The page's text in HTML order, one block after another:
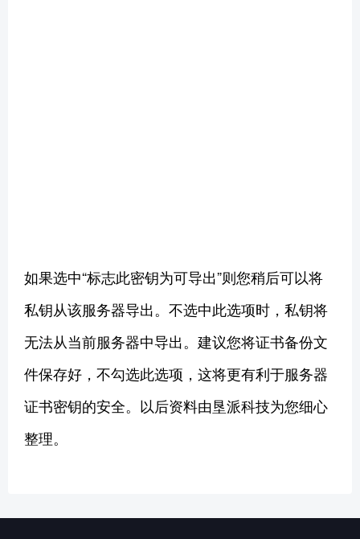
如果选中“标志此密钥为可导出”则您稍后可以将
私钥从该服务器导出。不选中此选项时，私钥将
无法从当前服务器中导出。建议您将证书备份文
件保存好，不勾选此选项，这将更有利于服务器
证书密钥的安全。以后资料由垦派科技为您细心
整理。